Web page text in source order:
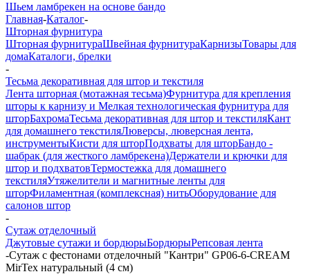
Шьем ламбрекен на основе бандо
Главная-Каталог-
Шторная фурнитура
Шторная фурнитураШвейная фурнитураКарнизыТовары для
домаКаталоги, брелки
-
Тесьма декоративная для штор и текстиля
Лента шторная (мотажная тесьма)Фурнитура для крепления
шторы к карнизу и Мелкая технологическая фурнитура для
шторБахромаТесьма декоративная для штор и текстиляКант
для домашнего текстиляЛюверсы, люверсная лента,
инструментыКисти для шторПодхваты для шторБандо -
шабрак (для жесткого ламбрекена)Держатели и крючки для
штор и подхватовТермостежка для домашнего
текстиляУтяжелители и магнитные ленты для
шторФиламентная (комплексная) нитьОборудование для
салонов штор
-
Сутаж отделочный
Джутовые сутажи и бордюрыБордюрыРепсовая лента
-Сутаж с фестонами отделочный "Кантри" GP06-6-CREAM
MirTex натуральный (4 см)